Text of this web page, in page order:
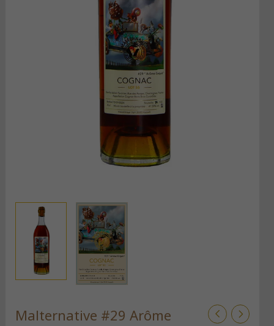
Malternative #29 Arôme